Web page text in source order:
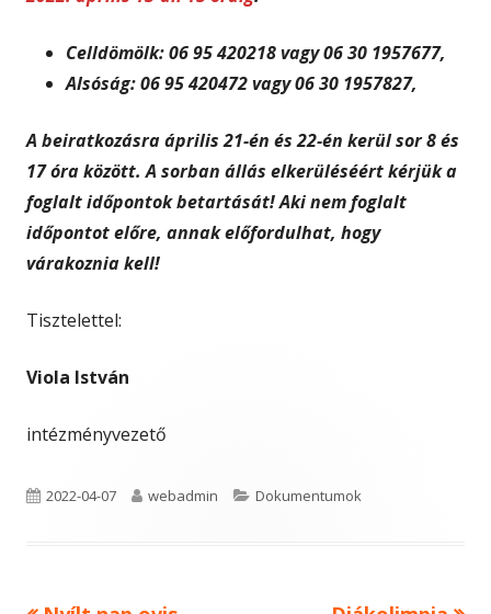
Celldömölk: 06 95 420218 vagy 06 30 1957677,
Alsóság: 06 95 420472 vagy 06 30 1957827,
A beiratkozásra április 21-én és 22-én kerül sor 8 és
17 óra között. A sorban állás elkerüléséért kérjük a
foglalt időpontok betartását! Aki nem foglalt
időpontot előre, annak előfordulhat, hogy
várakoznia kell!
Tisztelettel:
Viola István
intézményvezető
Published
2022-04-07 Author
webadmin Categories
Dokumentumok